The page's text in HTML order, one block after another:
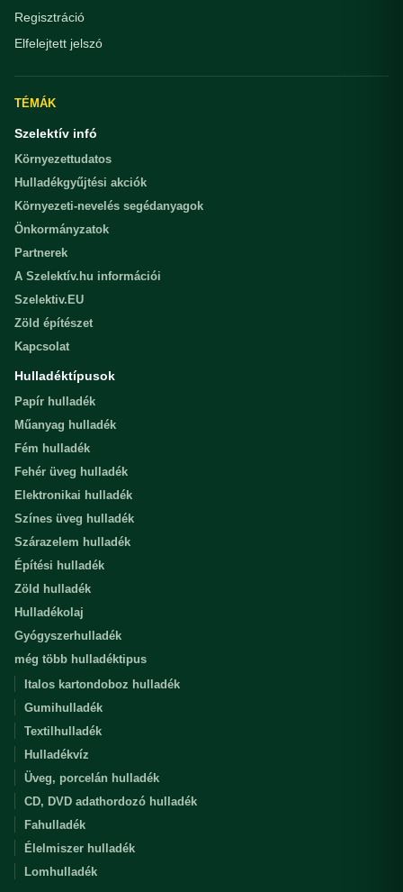
Regisztráció
Elfelejtett jelszó
TÉMÁK
Szelektív infó
Környezettudatos
Hulladékgyűjtési akciók
Környezeti-nevelés segédanyagok
Önkormányzatok
Partnerek
A Szelektív.hu információi
Szelektiv.EU
Zöld építészet
Kapcsolat
Hulladéktípusok
Papír hulladék
Műanyag hulladék
Fém hulladék
Fehér üveg hulladék
Elektronikai hulladék
Színes üveg hulladék
Szárazelem hulladék
Építési hulladék
Zöld hulladék
Hulladékolaj
Gyógyszerhulladék
még több hulladéktipus
Italos kartondoboz hulladék
Gumihulladék
Textilhulladék
Hulladékvíz
Üveg, porcelán hulladék
CD, DVD adathordozó hulladék
Fahulladék
Élelmiszer hulladék
Lomhulladék